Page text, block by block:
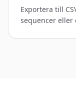
Exportera till
sequencer eller